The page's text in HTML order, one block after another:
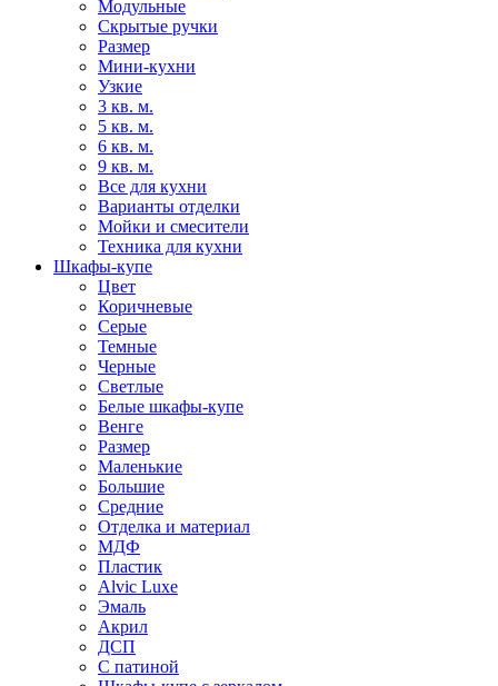
Модульные
Скрытые ручки
Размер
Мини-кухни
Узкие
3 кв. м.
5 кв. м.
6 кв. м.
9 кв. м.
Все для кухни
Варианты отделки
Мойки и смесители
Техника для кухни
Шкафы-купе
Цвет
Коричневые
Серые
Темные
Черные
Светлые
Белые шкафы-купе
Венге
Размер
Маленькие
Большие
Средние
Отделка и материал
МДФ
Пластик
Alvic Luxe
Эмаль
Акрил
ДСП
С патиной